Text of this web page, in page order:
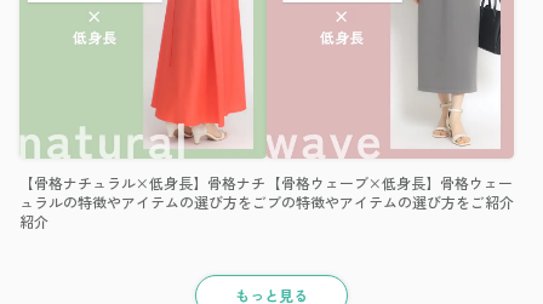
【骨格ナチュラル×低身長】骨格ナチ
ュラルの特徴やアイテムの選び方をご
紹介
【骨格ウェーブ×低身長】骨格ウェー
ブの特徴やアイテムの選び方をご紹介
もっと見る